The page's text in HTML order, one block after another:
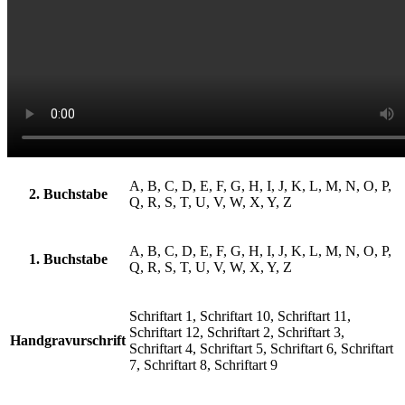
2. Buchstabe
A, B, C, D, E, F, G, H, I, J, K, L, M, N, O, P,
Q, R, S, T, U, V, W, X, Y, Z
1. Buchstabe
A, B, C, D, E, F, G, H, I, J, K, L, M, N, O, P,
Q, R, S, T, U, V, W, X, Y, Z
Handgravurschrift
Schriftart 1, Schriftart 10, Schriftart 11,
Schriftart 12, Schriftart 2, Schriftart 3,
Schriftart 4, Schriftart 5, Schriftart 6, Schriftart
7, Schriftart 8, Schriftart 9